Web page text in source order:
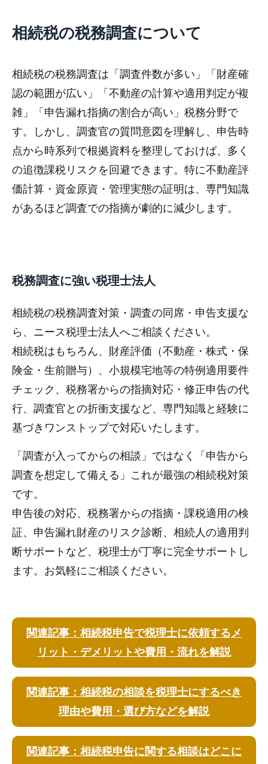
相続税の税務調査について
相続税の税務調査は「調査件数が多い」「財産確
認の範囲が広い」「不動産の計算や適用判定が複
雑」「申告漏れ指摘の割合が高い」税務分野で
す。しかし、調査官の質問意図を理解し、申告時
点から時系列で根拠資料を整理しておけば、多く
の追徴課税リスクを回避できます。特に不動産評
価計算・資金原資・管理実態の証明は、専門知識
があるほど調査での指摘が劇的に減少します。
税務調査に強い税理士法人
相続税の税務調査対策・調査の同席・申告支援な
ら、ニース税理士法人へご相談ください。
相続税はもちろん、財産評価（不動産・株式・保
険金・生前贈与）、小規模宅地等の特例適用要件
チェック、税務署からの指摘対応・修正申告の代
行、調査官との折衝支援など、専門知識と経験に
基づきワンストップで対応いたします。
「調査が入ってからの相談」ではなく「申告から
調査を想定して備える」これが最強の相続税対策
です。
申告後の対応、税務署からの指摘・課税適用の検
証、申告漏れ財産のリスク診断、相続人の適用判
断サポートなど、税理士が丁寧に完全サポートし
ます。お気軽にご相談ください。
関連記事：相続税申告で税理士に依頼するメ
リット・デメリットや費用・流れを解説
関連記事：相続税の相談を税理士にするべき
理由や費用・選び方などを解説
関連記事：相続税申告に関する相談はどこに